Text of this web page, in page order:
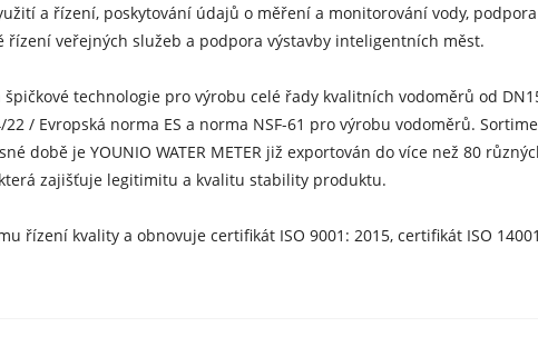
a řízení, poskytování údajů o měření a monitorování vody,
veřejných služeb a podpora výstavby inteligentních měst.
technologie pro výrobu celé řady kvalitních vodoměrů od
/ Evropská norma ES a norma NSF-61 pro výrobu vodoměrů.
době je YOUNIO WATER METER již exportován do více než 80
zajišťuje legitimitu a kvalitu stability produktu.
řízení kvality a obnovuje certifikát ISO 9001: 2015, certifikát ISO